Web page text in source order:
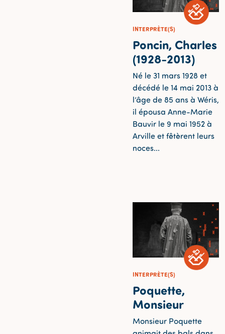
INTERPRÈTE(S)
Poncin, Charles
(1928-2013)
Né le 31 mars 1928 et
décédé le 14 mai 2013 à
l’âge de 85 ans à Wéris,
il épousa Anne-Marie
Bauvir le 9 mai 1952 à
Arville et fêtèrent leurs
noces...
INTERPRÈTE(S)
Poquette,
Monsieur
Monsieur Poquette